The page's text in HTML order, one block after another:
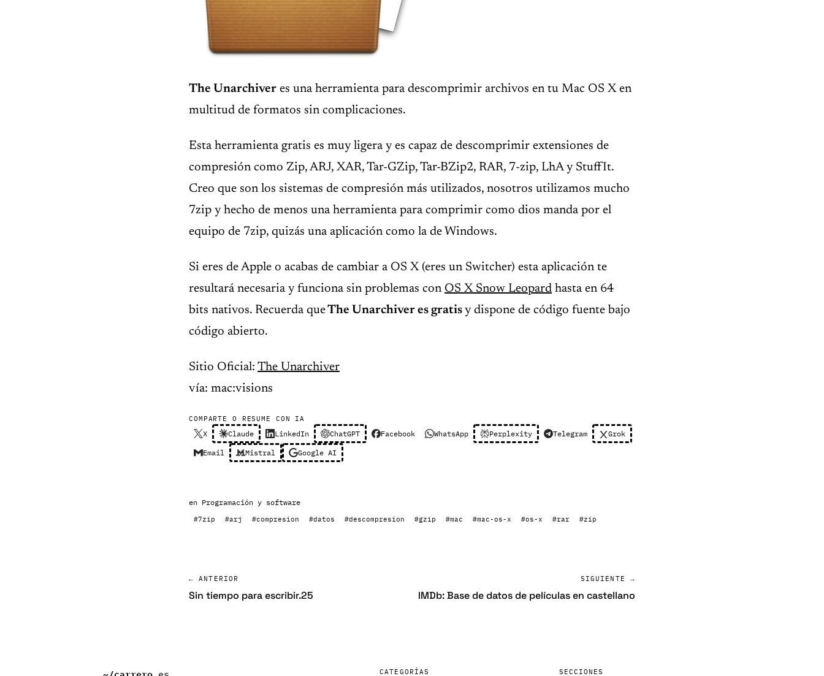
The Unarchiver es una herramienta para descomprimir archivos en tu Mac OS X en
multitud de formatos sin complicaciones.
Esta herramienta gratis es muy ligera y es capaz de descomprimir extensiones de
compresión como Zip, ARJ, XAR, Tar-GZip, Tar-BZip2, RAR, 7-zip, LhA y StuffIt.
Creo que son los sistemas de compresión más utilizados, nosotros utilizamos mucho
7zip y hecho de menos una herramienta para comprimir como dios manda por el
equipo de 7zip, quizás una aplicación como la de Windows.
Si eres de Apple o acabas de cambiar a OS X (eres un Switcher) esta aplicación te
resultará necesaria y funciona sin problemas con OS X Snow Leopard hasta en 64
bits nativos. Recuerda queThe Unarchiver es gratis y dispone de código fuente bajo
código abierto.
Sitio Oficial: The Unarchiver
vía: mac:visions
COMPARTE O RESUME CON IA
X Claude LinkedIn ChatGPT Facebook WhatsApp Perplexity Telegram Grok
Email Mistral Google AI
en Programación y software
#7zip #arj #compresion #datos #descompresion #gzip #mac #mac-os-x #os-x #rar #zip
← ANTERIOR
Sin tiempo para escribir.25
SIGUIENTE →
IMDb: Base de datos de películas en castellano
CATEGORÍAS SECCIONES